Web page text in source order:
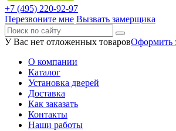
+7 (495) 220-92-97
Перезвоните мне Вызвать замерщика
У Вас нет отложенных товаровОформить
О компании
Каталог
Установка дверей
Доставка
Как заказать
Контакты
Наши работы